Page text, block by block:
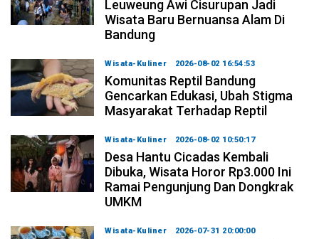
Leuweung Awi Cisurupan Jadi
Wisata Baru Bernuansa Alam Di
Bandung
Wisata-Kuliner 2026-08-02 16:54:53
Komunitas Reptil Bandung
Gencarkan Edukasi, Ubah Stigma
Masyarakat Terhadap Reptil
Wisata-Kuliner 2026-08-02 10:50:17
Desa Hantu Cicadas Kembali
Dibuka, Wisata Horor Rp3.000 Ini
Ramai Pengunjung Dan Dongkrak
UMKM
Wisata-Kuliner 2026-07-31 20:00:00